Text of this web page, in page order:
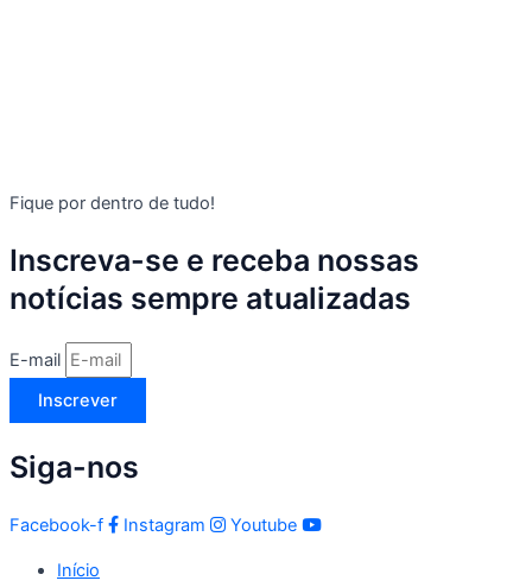
Fique por dentro de tudo!
Inscreva-se e receba nossas
notícias sempre atualizadas
E-mail
Inscrever
Siga-nos
Facebook-f Instagram Youtube
Início